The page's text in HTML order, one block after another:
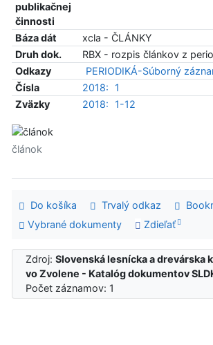
publikačnej
činnosti
Báza dát
xcla - ČLÁNKY
Druh dok.
RBX - rozpis článkov z
Odkazy
PERIODIKÁ-Súborný
Čísla
2018:
1
Zväzky
2018: 1-12
článok
Do košíka Trvalý odkaz
Vybrané dokumenty
Zdieľať
Zdroj:Slovenská lesnícka a drevárska
vo Zvolene - Katalóg dokumentov
Počet záznamov: 1